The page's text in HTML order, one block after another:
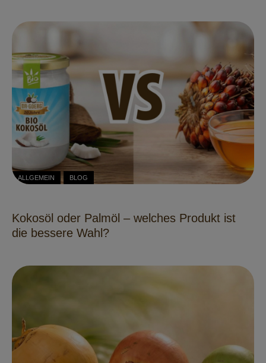
ALLGEMEIN BLOG
Kokosöl oder Palmöl – welches Produkt ist
die bessere Wahl?